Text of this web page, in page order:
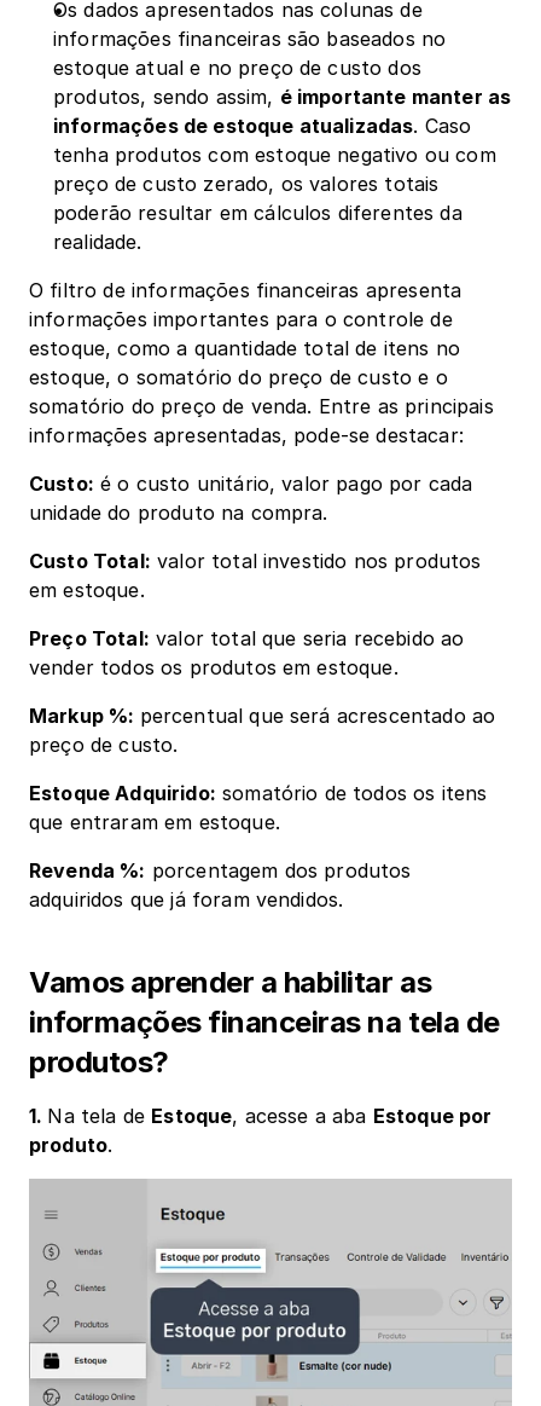
Os dados apresentados nas colunas de
informações financeiras são baseados no
estoque atual e no preço de custo dos
produtos, sendo assim, é importante manter as
informações de estoque atualizadas. Caso
tenha produtos com estoque negativo ou com
preço de custo zerado, os valores totais
poderão resultar em cálculos diferentes da
realidade.
O filtro de informações financeiras apresenta
informações importantes para o controle de
estoque, como a quantidade total de itens no
estoque, o somatório do preço de custo e o
somatório do preço de venda. Entre as principais
informações apresentadas, pode-se destacar:
Custo: é o custo unitário, valor pago por cada
unidade do produto na compra.
Custo Total: valor total investido nos produtos
em estoque.
Preço Total: valor total que seria recebido ao
vender todos os produtos em estoque.
Markup %: percentual que será acrescentado ao
preço de custo.
Estoque Adquirido: somatório de todos os itens
que entraram em estoque.
Revenda %: porcentagem dos produtos
adquiridos que já foram vendidos.
Vamos aprender a habilitar as
informações financeiras na tela de
produtos?
1. Na tela de Estoque, acesse a aba Estoque por
produto.